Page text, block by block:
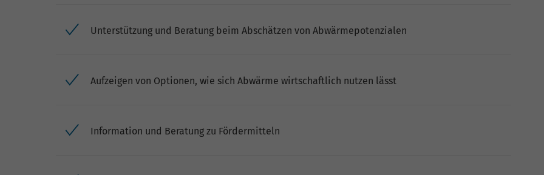
Unterstützung und Beratung beim Abschätzen von Abwärmepotenzialen
Aufzeigen von Optionen, wie sich Abwärme wirtschaftlich nutzen lässt
Information und Beratung zu Fördermitteln